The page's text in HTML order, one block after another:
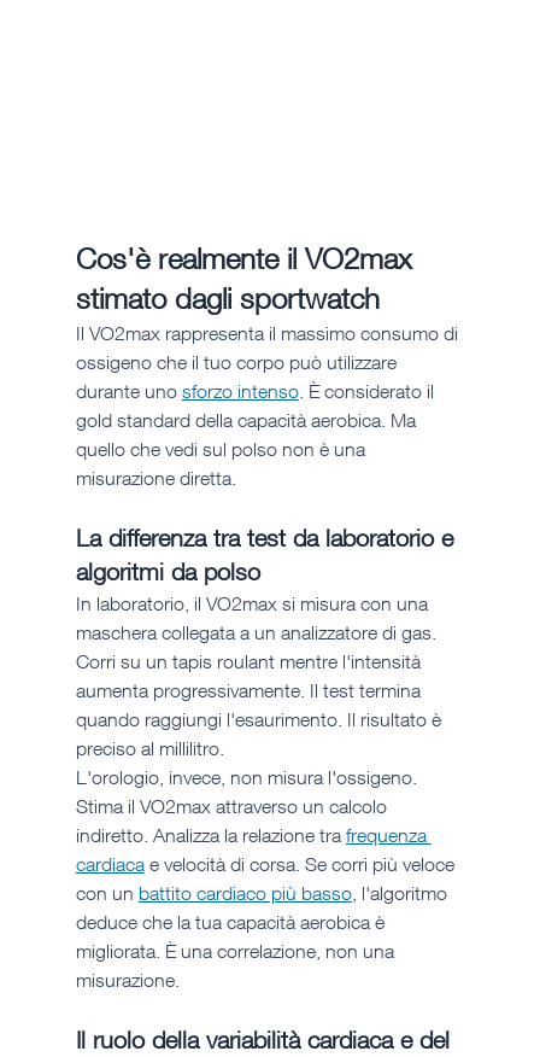
Cos'è realmente il VO2max
stimato dagli sportwatch
Il VO2max rappresenta il massimo consumo di
ossigeno che il tuo corpo può utilizzare
durante uno sforzo intenso. È considerato il
gold standard della capacità aerobica. Ma
quello che vedi sul polso non è una
misurazione diretta.
La differenza tra test da laboratorio e
algoritmi da polso
In laboratorio, il VO2max si misura con una
maschera collegata a un analizzatore di gas.
Corri su un tapis roulant mentre l'intensità
aumenta progressivamente. Il test termina
quando raggiungi l'esaurimento. Il risultato è
preciso al millilitro.
L'orologio, invece, non misura l'ossigeno.
Stima il VO2max attraverso un calcolo
indiretto. Analizza la relazione tra frequenza
cardiaca e velocità di corsa. Se corri più veloce
con un battito cardiaco più basso, l'algoritmo
deduce che la tua capacità aerobica è
migliorata. È una correlazione, non una
misurazione.
Il ruolo della variabilità cardiaca e del